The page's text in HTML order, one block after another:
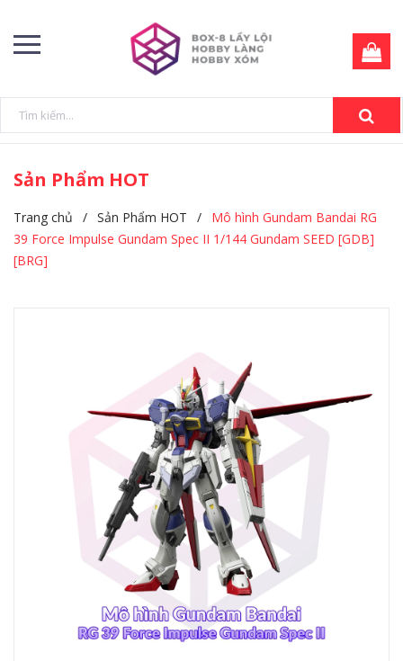
Sản Phẩm HOT
Trang chủ / Sản Phẩm HOT /
Mô hình Gundam Bandai RG
39 Force Impulse Gundam Spec II 1/144 Gundam SEED [GDB]
[BRG]